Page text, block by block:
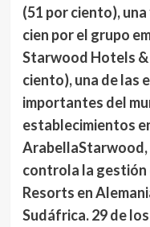
(51 por ciento),
cien por el grupo
Starwood Hotels
ciento), una de las
importantes del
establecimientos
ArabellaStarwood,
controla la gestión
Resorts en
Sudáfrica. 29 de